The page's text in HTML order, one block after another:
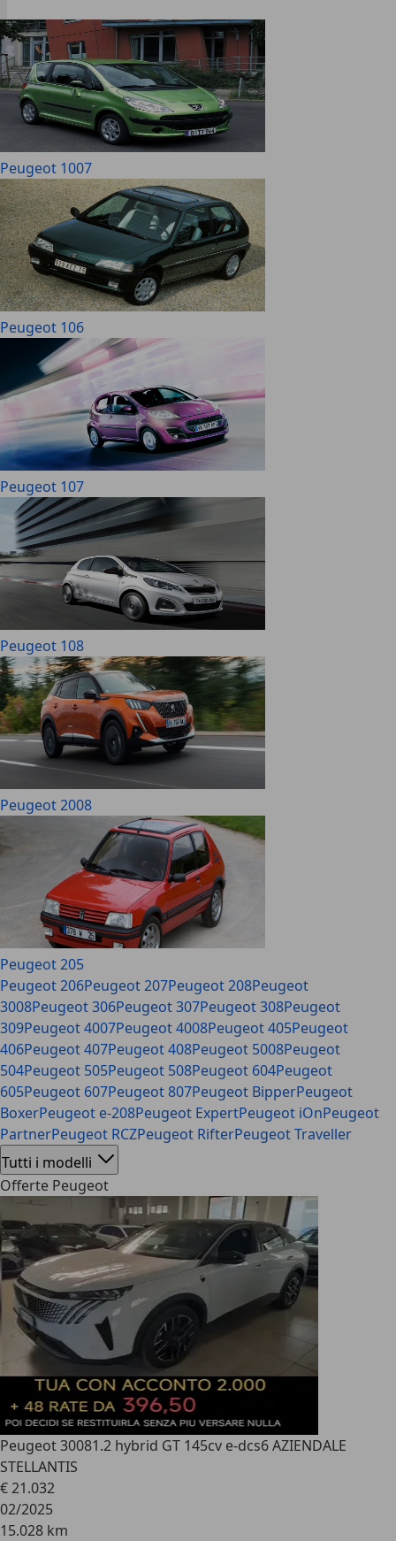
Peugeot 1007
Peugeot 106
Peugeot 107
Peugeot 108
Peugeot 2008
Peugeot 205
Peugeot 206Peugeot 207Peugeot 208Peugeot
3008Peugeot 306Peugeot 307Peugeot 308Peugeot
309Peugeot 4007Peugeot 4008Peugeot 405Peugeot
406Peugeot 407Peugeot 408Peugeot 5008Peugeot
504Peugeot 505Peugeot 508Peugeot 604Peugeot
605Peugeot 607Peugeot 807Peugeot BipperPeugeot
BoxerPeugeot e-208Peugeot ExpertPeugeot iOnPeugeot
PartnerPeugeot RCZPeugeot RifterPeugeot Traveller
Tutti i modelli
Offerte Peugeot
Peugeot 30081.2 hybrid GT 145cv e-dcs6 AZIENDALE
STELLANTIS
€ 21.032
02/2025
15.028 km